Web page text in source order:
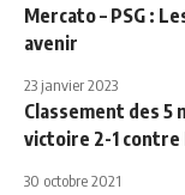
Mercato – PSG :
avenir
23 janvier 2023
Classement des 5
victoire 2-1 contre
30 octobre 2021